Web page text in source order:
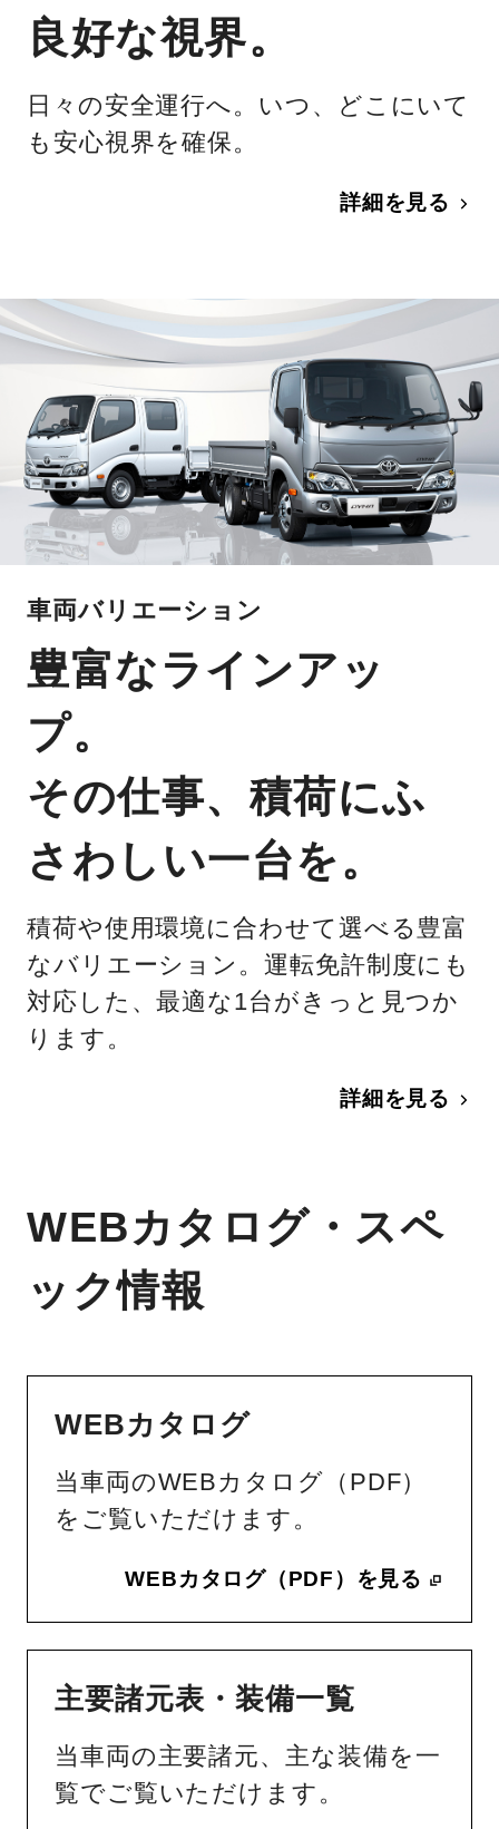
良好な視界。
日々の安全運行へ。いつ、どこにいて
も安心視界を確保。
詳細を見る
車両バリエーション
豊富なラインアッ
プ。
その仕事、積荷にふ
さわしい一台を。
積荷や使用環境に合わせて選べる豊富
なバリエーション。運転免許制度にも
対応した、最適な1台がきっと見つか
ります。
詳細を見る
WEBカタログ・スペ
ック情報
WEBカタログ
当車両のWEBカタログ（PDF）
をご覧いただけます。
WEBカタログ（PDF）を見る
主要諸元表・装備一覧
当車両の主要諸元、主な装備を一
覧でご覧いただけます。